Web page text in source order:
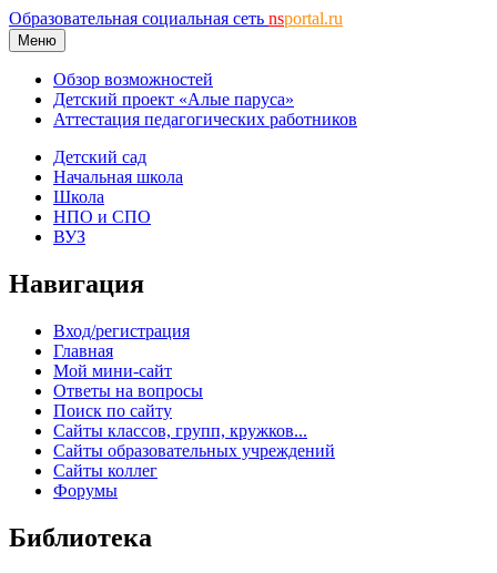
Образовательная социальная сеть nsportal.ru
Меню
Обзор возможностей
Детский проект «Алые паруса»
Аттестация педагогических работников
Детский сад
Начальная школа
Школа
НПО и СПО
ВУЗ
Навигация
Вход/регистрация
Главная
Мой мини-сайт
Ответы на вопросы
Поиск по сайту
Сайты классов, групп, кружков...
Сайты образовательных учреждений
Сайты коллег
Форумы
Библиотека